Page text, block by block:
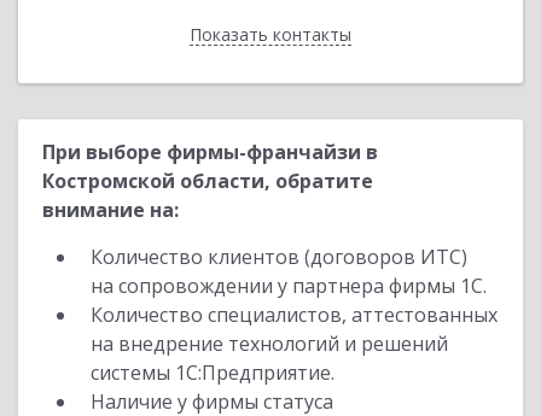
Показать контакты
Назад
При выборе фирмы-франчайзи в
Костромской области, обратите
внимание на:
Количество клиентов (договоров ИТС)
на сопровождении у партнера фирмы 1С.
Количество специалистов, аттестованных
на внедрение технологий и решений
системы 1С:Предприятие.
Наличие у фирмы статуса